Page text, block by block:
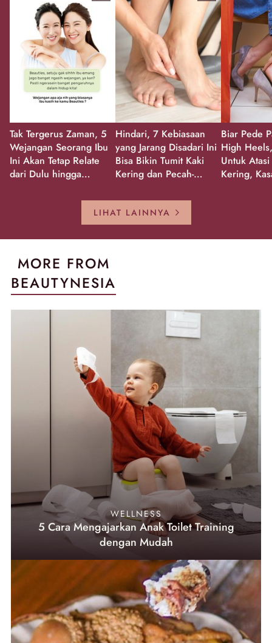
Tak Tergerus Zaman, 5
Wejangan Seorang Ibu
Ini Akan Tetap Relate
dari Dulu hingga
Hindari, 7 Kebiasaan
yang Jarang Disadari Ini
Bisa Bikin Tumit Kaki
Kering dan Pecah-
Biar Pede
High
Untuk
Kering,
LIHAT LAINNYA
MORE FROM
BEAUTYNESIA
WELLNESS
5 Cara Mengajarkan Anak Toilet Training
dengan Mudah